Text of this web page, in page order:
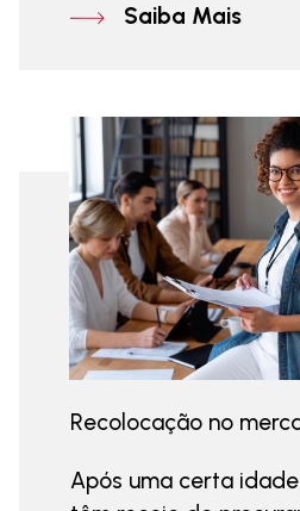
Saiba Mais
Recolocação no
Após uma certa